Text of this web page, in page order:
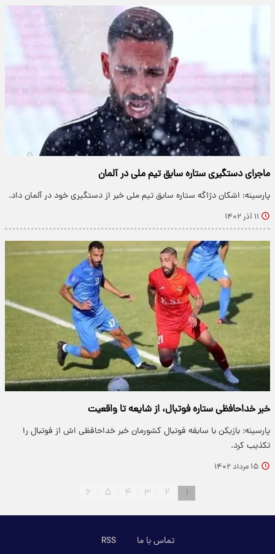
ماجرای دستگیری ستاره سابق تیم ملی در آلمان
پارسینه: اشکان دژاگه ستاره سابق تیم ملی خبر از دستگیری خود در آلمان داد.
۱۱ آذر ۱۴۰۲
خبر خداحافظی ستاره فوتبال، از شایعه تا واقعیت
پارسینه: بازیکن با سابقه فوتبال کشورمان خبر خداحافظی اش از فوتبال را
تکذیب کرد.
۱۵ مرداد ۱۴۰۲
۱ ۲ ۳ ۴ ۵ ۶
تماس با ما RSS